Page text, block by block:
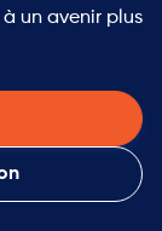
un avenir plus